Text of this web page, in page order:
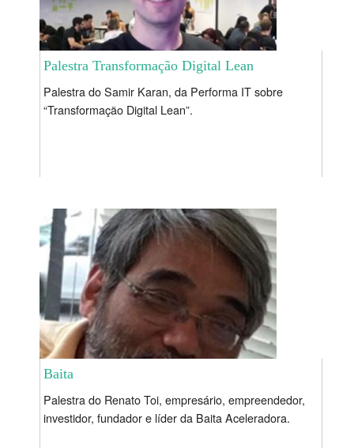
Palestra Transformação Digital Lean
Palestra do Samir Karan, da Performa IT sobre
“Transformação Digital Lean”.
Baita
Palestra do Renato Toi, empresário, empreendedor,
investidor, fundador e líder da Baita Aceleradora.